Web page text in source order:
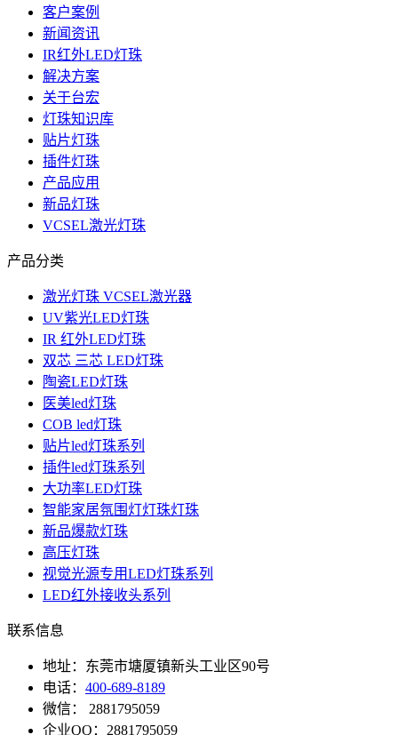
客户案例
新闻资讯
IR红外LED灯珠
解决方案
关于台宏
灯珠知识库
贴片灯珠
插件灯珠
产品应用
新品灯珠
VCSEL激光灯珠
产品分类
激光灯珠 VCSEL激光器
UV紫光LED灯珠
IR 红外LED灯珠
双芯 三芯 LED灯珠
陶瓷LED灯珠
医美led灯珠
COB led灯珠
贴片led灯珠系列
插件led灯珠系列
大功率LED灯珠
智能家居氛围灯灯珠灯珠
新品爆款灯珠
高压灯珠
视觉光源专用LED灯珠系列
LED红外接收头系列
联系信息
地址：东莞市塘厦镇新头工业区90号
电话： 400-689-8189
微信： 2881795059
企业QQ：2881795059